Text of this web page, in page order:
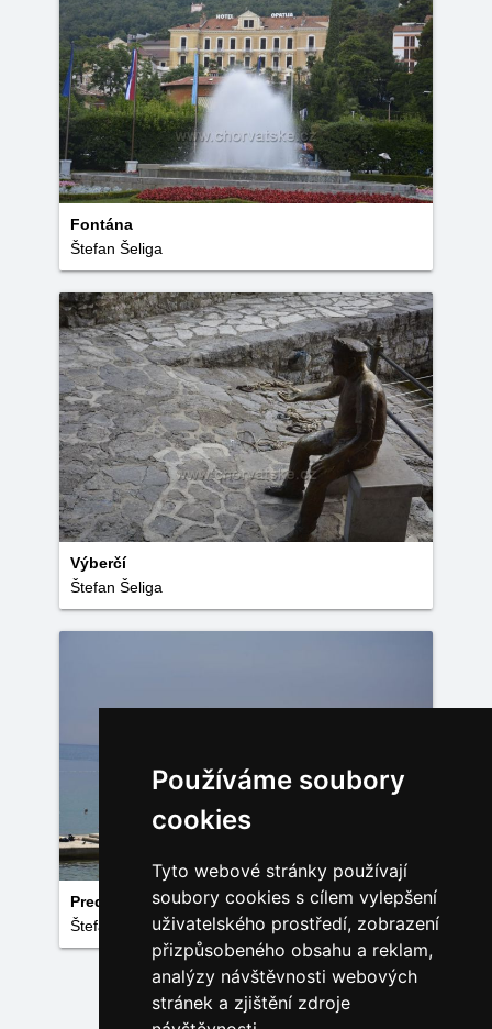
Používáme soubory
cookies
Tyto webové stránky používají
soubory cookies s cílem vylepšení
uživatelského prostředí, zobrazení
přizpůsobeného obsahu a reklam,
analýzy návštěvnosti webových
stránek a zjištění zdroje
Fontána
Štefan Šeliga
Výberčí
Štefan Šeliga
Pred búrkou
Štefan Šeliga